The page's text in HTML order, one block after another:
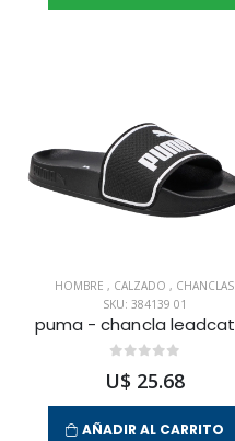
HOMBRE, CALZADO, CHANCLAS
SKU: 384139 01
U$ 25.68
AÑADIR AL CARRITO